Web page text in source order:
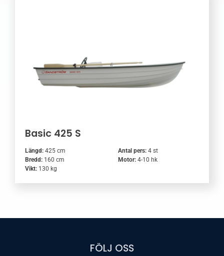
Basic 425 S
Längd:425 cm
Bredd:160 cm
Vikt:130 kg
Antal pers: 4 st
Motor: 4-10 hk
FÖLJ OSS